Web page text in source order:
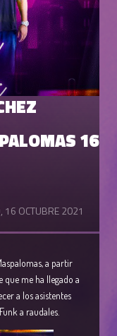
16
16 OCTUBRE 2021
a partir
que me ha llegado a
a los asistentes
a raudales.